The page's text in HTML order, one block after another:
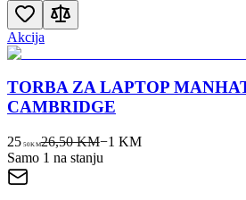
Akcija
TORBA ZA LAPTOP
CAMBRIDGE
25 50KM26,50 KM−1 KM
Samo 1 na stanju